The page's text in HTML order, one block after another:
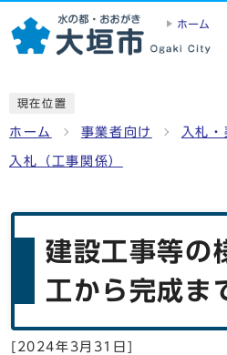
ホーム
現在位置
ホーム 事業者向け 入札・
入札（工事関係）
建設工事等の
工から完成ま
[ 2024年3月31日 ]